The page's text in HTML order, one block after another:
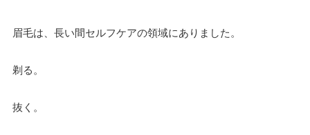
眉毛は、長い間セルフケアの領域にありました。
剃る。
抜く。